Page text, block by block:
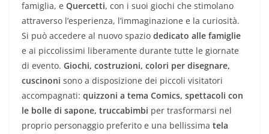
famiglia, e Quercetti, con i suoi giochi che stimolano
attraverso l’esperienza, l’immaginazione e la curiosità.
Si può accedere al nuovo spazio dedicato alle famiglie
e ai piccolissimi liberamente durante tutte le giornate
di evento. Giochi, costruzioni, colori per disegnare,
cuscinoni sono a disposizione dei piccoli visitatori
accompagnati: quizzoni a tema Comics, spettacoli con
le bolle di sapone, truccabimbi per trasformarsi nel
proprio personaggio preferito e una bellissima tela